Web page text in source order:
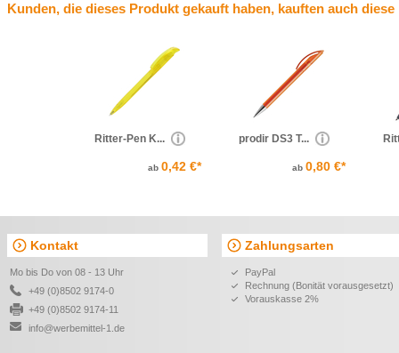
Kunden, die dieses Produkt gekauft haben, kauften auch
Ritter-Pen K...
ab 0,42 €*
prodir DS3 T...
ab 0,80 €*
Kontakt
Mo bis Do von 08 - 13 Uhr
+49 (0)8502 9174-0
+49 (0)8502 9174-11
info@werbemittel-1.de
Zahlungsarten
PayPal
Rechnung (Bonität vorausgesetzt)
Vorauskasse 2%